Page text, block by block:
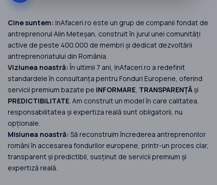
Cine suntem: InAfaceri.ro este un grup de companii fondat de
antreprenorul Alin Meteșan, construit în jurul unei comunități
active de peste 400.000 de membri și dedicat dezvoltării
antreprenoriatului din România.
Viziunea noastră:În ultimii 7 ani, InAfaceri.ro a redefinit
standardele în consultanța pentru Fonduri Europene, oferind
servicii premium bazate pe INFORMARE, TRANSPARENȚĂși
PREDICTIBILITATE. Am construit un model în care calitatea,
responsabilitatea și expertiza reală sunt obligatorii, nu
opționale.
Misiunea noastră: Să reconstruim încrederea antreprenorilor
români în accesarea fondurilor europene, printr-un proces clar,
transparent și predictibil, susținut de servicii premium și
expertiză reală.